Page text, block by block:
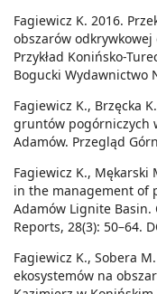
Fagiewicz K. 2016.
obszarów
Przykład Konińsko-
Bogucki Wydawnictwo
Fagiewicz K., Brzęcka
gruntów pogórniczych
Adamów. Przegląd
Fagiewicz K., Mękarski
in the management of
Adamów Lignite
Reports, 28(3): 50–64.
Fagiewicz K., Sobera
ekosystemów na